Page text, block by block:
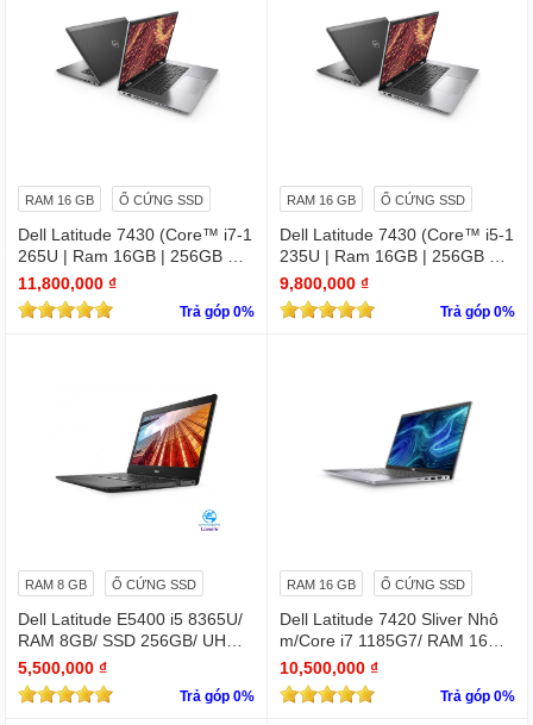
RAM 16 GB Ổ CỨNG SSD
Dell Latitude 7430 (Core™ i7-1
265U | Ram 16GB | 256GB SS
D | 14.0inch FHD)
11,800,000 ₫
Trả góp 0%
RAM 16 GB Ổ CỨNG SSD
Dell Latitude 7430 (Core™ i5-1
235U | Ram 16GB | 256GB SS
D | 14.0inch FHD)
9,800,000 ₫
Trả góp 0%
RAM 8 GB Ổ CỨNG SSD
Dell Latitude E5400 i5 8365U/
RAM 8GB/ SSD 256GB/ UHD
Graphics 620/ 14 INCH FHD
5,500,000 ₫
Trả góp 0%
RAM 16 GB Ổ CỨNG SSD
Dell Latitude 7420 Sliver Nhô
m/Core i7 1185G7/ RAM 16Gb/
SSD Nvme 256Gb/LCD 14' FH
D 1920 x 1080/ Like new / WIN
bản quyền
10,500,000 ₫
Trả góp 0%